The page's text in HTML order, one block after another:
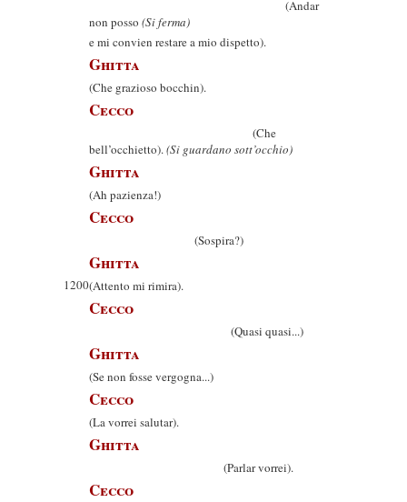
(Andar
non posso (Si ferma)
e mi convien restare a mio dispetto).
Ghitta
(Che grazioso bocchin).
Cecco
(Che
bell’occhietto).(Si guardano sott’occhio)
Ghitta
(Ah pazienza!)
Cecco
(Sospira?)
Ghitta
1200(Attento mi rimira).
Cecco
(Quasi quasi...)
Ghitta
(Se non fosse vergogna...)
Cecco
(La vorrei salutar).
Ghitta
(Parlar vorrei).
Cecco